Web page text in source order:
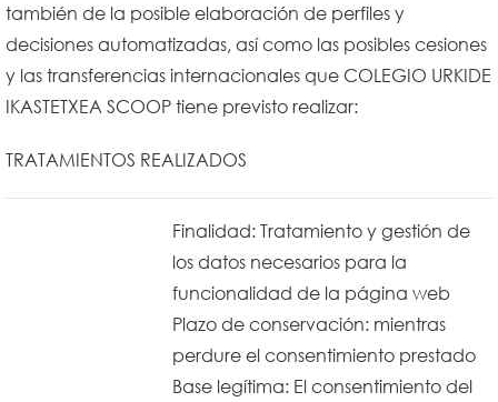
también de la posible elaboración de perfiles y
decisiones automatizadas, así como las posibles cesiones
y las transferencias internacionales que COLEGIO URKIDE
IKASTETXEA SCOOP tiene previsto realizar:
TRATAMIENTOS REALIZADOS
Finalidad: Tratamiento y gestión de
los datos necesarios para la
funcionalidad de la página web
Plazo de conservación: mientras
perdure el consentimiento prestado
Base legítima: El consentimiento del